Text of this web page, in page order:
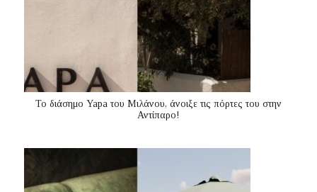
Το διάσημο Yapa του Μιλάνου, άνοιξε τις πόρτες του στην
Αντίπαρο!